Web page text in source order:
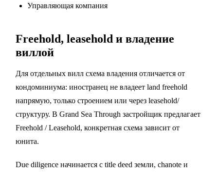
Управляющая компания
Freehold, leasehold и владение
виллой
Для отдельных вилл схема владения отличается от
кондоминиума: иностранец не владеет land freehold
напрямую, только строением или через leasehold/
структуру. В Grand Sea Through застройщик предлагает
Freehold / Leasehold, конкретная схема зависит от
юнита.
Due diligence начинается с title deed земли, chanote и